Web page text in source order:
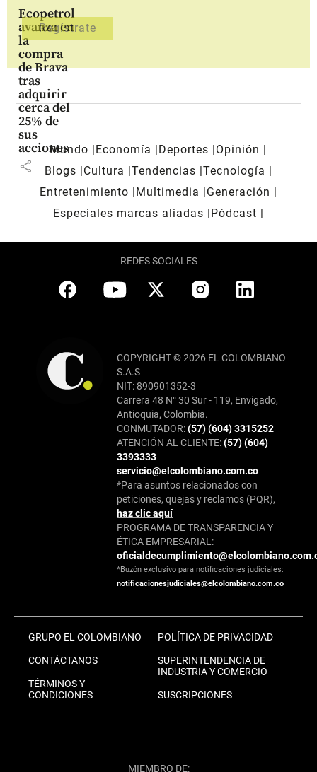
Ecopetrol
avanza en
la
compra
de Brava
tras
adquirir
cerca del
25% de
sus
acciones
share
Mundo Economía Deportes
Opinión
Blogs
Cultura Tendencias Tecnología
Entretenimiento
Multimedia
Generación
Especiales marcas aliadas
Pódcast
REDES SOCIALES
COPYRIGHT © 2026 EL COLOMBIANO
S.A.S
NIT: 890901352-3
Carrera 48 N° 30 Sur - 119, Envigado,
Antioquia, Colombia.
CONMUTADOR:(57) (604) 3315252
ATENCIÓN AL CLIENTE:(57) (604)
3393333
servicio@elcolombiano.com.co
*Para asuntos relacionados con
peticiones, quejas y reclamos (PQR),
haz clic aquí
PROGRAMA DE TRANSPARENCIA Y
ÉTICA EMPRESARIAL:
*Buzón exclusivo para notificaciones judiciales:
notificacionesjudiciales@elcolombiano.com.co
GRUPO EL COLOMBIANO
CONTÁCTANOS
TÉRMINOS Y
CONDICIONES
POLÍTICA DE PRIVACIDAD
SUPERINTENDENCIA DE
INDUSTRIA Y COMERCIO
SUSCRIPCIONES
MIEMBRO DE: